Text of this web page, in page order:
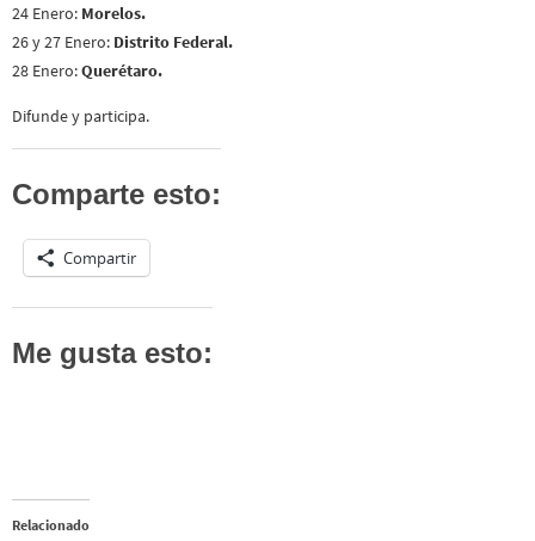
24 Enero: Morelos.
26 y 27 Enero: Distrito Federal.
28 Enero:Querétaro.
Difunde y participa.
Comparte esto:
Compartir
Me gusta esto:
Relacionado